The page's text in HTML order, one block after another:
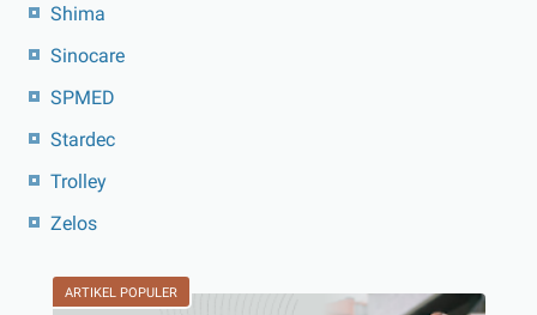
Shima
Sinocare
SPMED
Stardec
Trolley
Zelos
ARTIKEL POPULER